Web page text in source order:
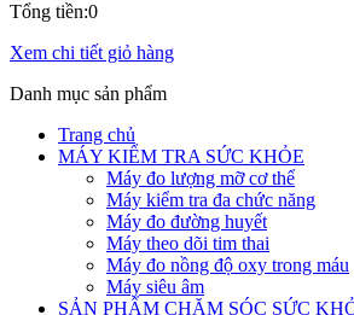
Tổng tiền:0
Xem chi tiết giỏ hàng
Danh mục sản phẩm
Trang chủ
MÁY KIỂM TRA SỨC KHỎE
Máy đo lượng mỡ cơ thể
Máy kiểm tra đa chức năng
Máy đo đường huyết
Máy theo dõi tim thai
Máy đo nồng độ oxy trong máu
Máy siêu âm
SẢN PHẨM CHĂM SÓC SỨC